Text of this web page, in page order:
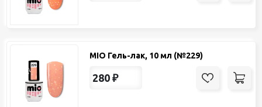
MIO Гель-лак, 10 мл (№229)
280 ₽